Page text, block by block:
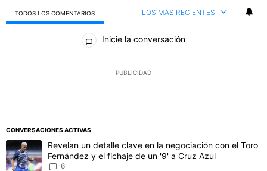
TODOS LOS COMENTARIOS LOS MÁS RECIENTES
Todos los comentarios
Inicie la conversación
PUBLICIDAD
CONVERSACIONES ACTIVAS
Este listado muestra los artículos con más comentarios en los
Un artículo de tendencia con el título "Revelan un detalle clave
Revelan un detalle clave en la negociación con el Toro
Fernández y el fichaje de un '9' a Cruz Azul
6